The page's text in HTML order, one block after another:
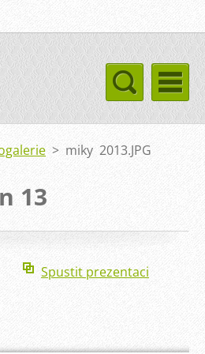
> miky 2013.JPG
13
Spustit prezentaci